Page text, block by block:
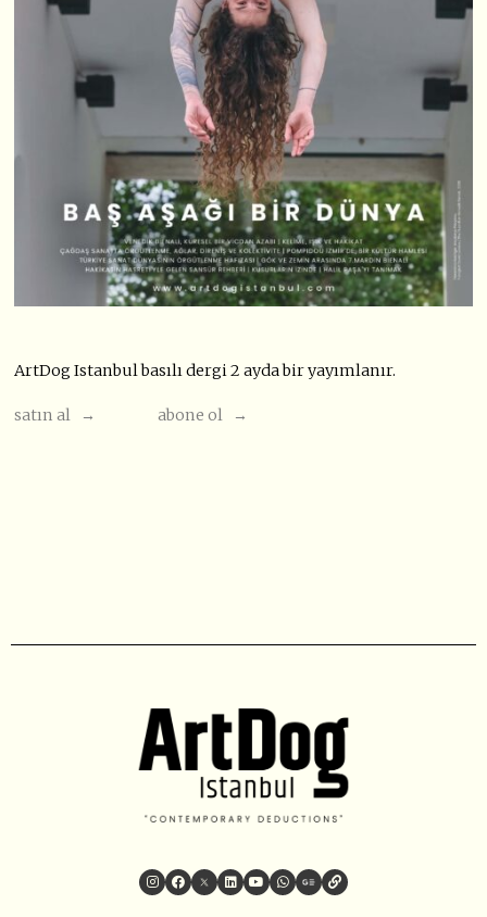
ArtDog Istanbul basılı dergi 2 ayda bir yayımlanır.
satın al → abone ol →